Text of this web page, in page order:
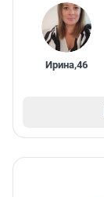
Ирина,46